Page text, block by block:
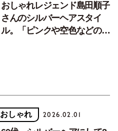
おしゃれレジェンド島田順子
さんのシルバーヘアスタイ
ル。「ピンクや空色などのき
おしゃれ 2026.02.01